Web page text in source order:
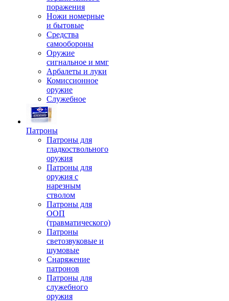
поражения
Ножи номерные
и бытовые
Средства
самообороны
Оружие
сигнальное и ммг
Арбалеты и луки
Комиссионное
оружие
Служебное
Патроны
Патроны для
гладкоствольного
оружия
Патроны для
оружия с
нарезным
стволом
Патроны для
ООП
(травматического)
Патроны
светозвуковые и
шумовые
Снаряжение
патронов
Патроны для
служебного
оружия